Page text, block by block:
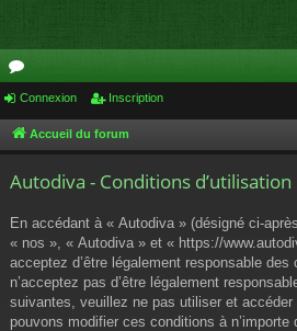
or
u
Connexion Inscription
Accueil du forum
Autodiva - Conditions d’utilisation
En accédant à « Autodiva » (désigné ci-
« nos », « Autodiva » et « https://
acceptez d’être légalement responsable
n’acceptez pas d’être légalement
suivantes, veuillez ne pas utiliser et
pouvons modifier ces conditions à n’importe